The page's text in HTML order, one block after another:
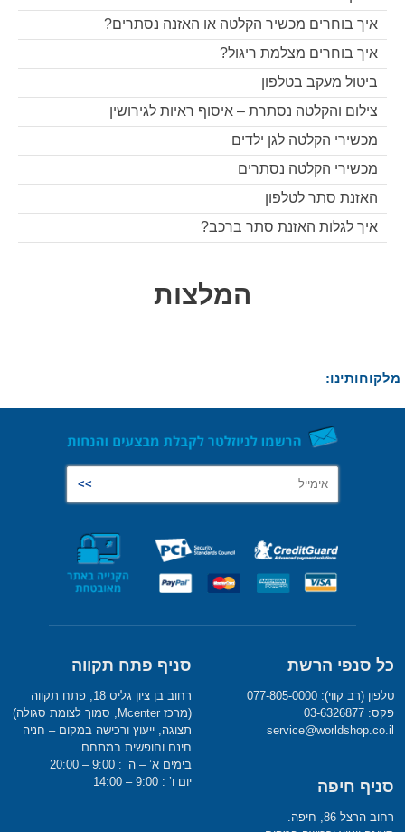
איך בוחרים מכשיר הקלטה או האזנה נסתרים?
איך בוחרים מצלמת ריגול?
ביטול מעקב בטלפון
צילום והקלטה נסתרת – איסוף ראיות לגירושין
מכשירי הקלטה לגן ילדים
מכשירי הקלטה נסתרים
האזנת סתר לטלפון
איך לגלות האזנת סתר ברכב?
המלצות
מלקוחותינו:
כל סנפי הרשת
טלפון (רב קווי): 077-805-0000
פקס: 03-6326877
service@worldshop.co.il
סניף חיפה
רחוב הרצל 86, חיפה.
סניף פתח תקווה
רחוב בן ציון גליס 18, פתח תקווה
(מרכז Mcenter, סמוך לצומת סגולה)
תצוגה, ייעוץ ורכישה במקום – חניה
חינם וחופשית במתחם
בימים א’ – ה’ : 9:00 – 20:00
יום ו’ : 9:00 – 14:00